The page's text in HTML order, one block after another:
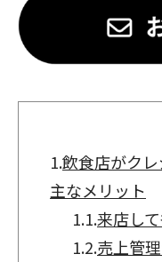
1.飲食店がク
主なメリット
1.1.来店し
1.2.売上管